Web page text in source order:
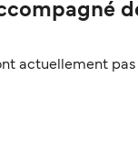
actuellement